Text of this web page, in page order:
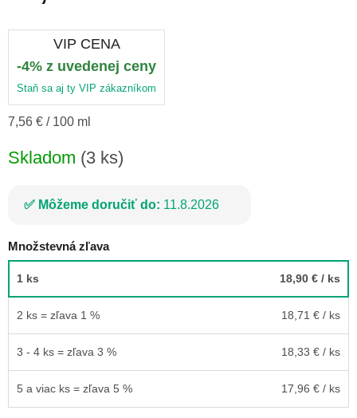
VIP CENA
-4% z uvedenej ceny
Staň sa aj ty VIP zákazníkom
Jednotková
7,56 € / 100 ml
Skladom (3 ks)
Môžeme doručiť do: 11.8.2026
Množstevná zľava
1 ks 18,90 € / ks
2 ks = zľava 1 % 18,71 € / ks
3 - 4 ks = zľava 3 % 18,33 € / ks
5 a viac ks = zľava 5 % 17,96 € / ks